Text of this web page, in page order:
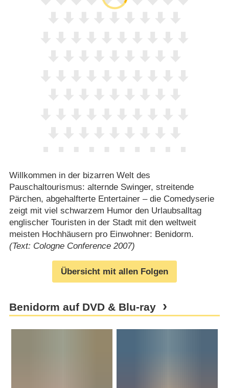
Willkommen in der bizarren Welt des
Pauschaltourismus: alternde Swinger, streitende
Pärchen, abgehalfterte Entertainer – die Comedyserie
zeigt mit viel schwarzem Humor den Urlaubsalltag
englischer Touristen in der Stadt mit den weltweit
meisten Hochhäusern pro Einwohner: Benidorm.
(Text: Cologne Conference 2007)
Übersicht mit allen Folgen
Benidorm auf DVD & Blu-ray